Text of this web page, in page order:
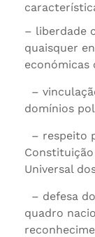
– liberdade
quaisquer
económicas
–
domínios
– respeito
Universal
– defesa
quadro